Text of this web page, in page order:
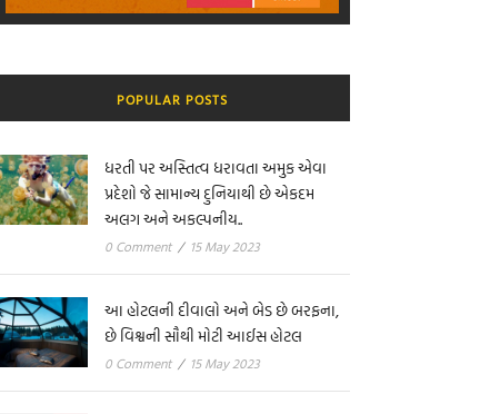
POPULAR POSTS
ધરતી પર અસ્તિત્વ ધરાવતા અમુક એવા
પ્રદેશો જે સામાન્ય દુનિયાથી છે એકદમ
અલગ અને અકલ્પનીય..
0 Comment / 15 May 2023
આ હોટલની દીવાલો અને બેડ છે બરફના,
છે વિશ્વની સૌથી મોટી આઈસ હોટલ
0 Comment / 15 May 2023